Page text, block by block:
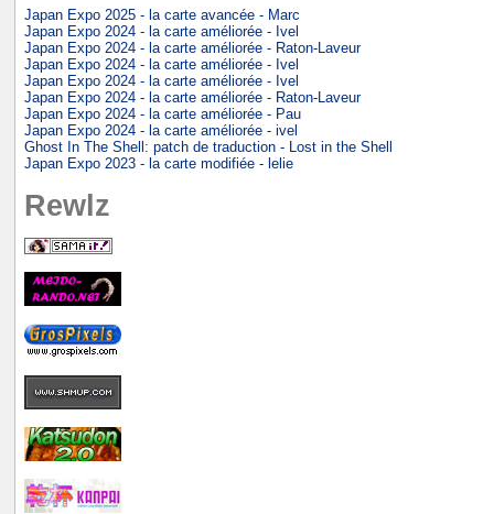
Japan Expo 2025 - la carte avancée - Marc
Japan Expo 2024 - la carte améliorée - Ivel
Japan Expo 2024 - la carte améliorée - Raton-Laveur
Japan Expo 2024 - la carte améliorée - Ivel
Japan Expo 2024 - la carte améliorée - Ivel
Japan Expo 2024 - la carte améliorée - Raton-Laveur
Japan Expo 2024 - la carte améliorée - Pau
Japan Expo 2024 - la carte améliorée - ivel
Ghost In The Shell: patch de traduction - Lost in the Shell
Japan Expo 2023 - la carte modifiée - lelie
Rewlz